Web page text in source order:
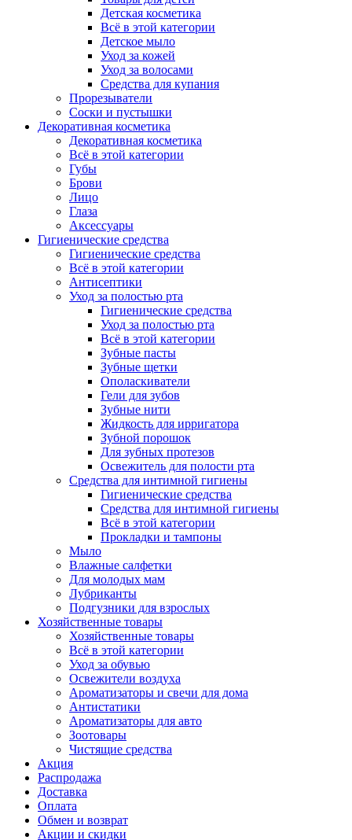
Детская косметика
Всё в этой категории
Детское мыло
Уход за кожей
Уход за волосами
Средства для купания
Прорезыватели
Соски и пустышки
Декоративная косметика
Декоративная косметика
Всё в этой категории
Губы
Брови
Лицо
Глаза
Аксессуары
Гигиенические средства
Гигиенические средства
Всё в этой категории
Антисептики
Уход за полостью рта
Гигиенические средства
Уход за полостью рта
Всё в этой категории
Зубные пасты
Зубные щетки
Ополаскиватели
Гели для зубов
Зубные нити
Жидкость для ирригатора
Зубной порошок
Для зубных протезов
Освежитель для полости рта
Средства для интимной гигиены
Гигиенические средства
Средства для интимной гигиены
Всё в этой категории
Прокладки и тампоны
Мыло
Влажные салфетки
Для молодых мам
Лубриканты
Подгузники для взрослых
Хозяйственные товары
Хозяйственные товары
Всё в этой категории
Уход за обувью
Освежители воздуха
Ароматизаторы и свечи для дома
Антистатики
Ароматизаторы для авто
Зоотовары
Чистящие средства
Акция
Распродажа
Доставка
Оплата
Обмен и возврат
Акции и скидки